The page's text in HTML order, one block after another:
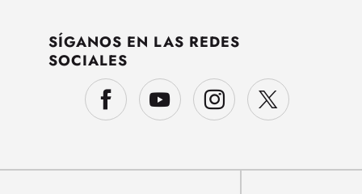
SÍGANOS EN LAS REDES
SOCIALES